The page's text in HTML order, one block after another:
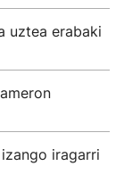
uztea erabaki
iragarri